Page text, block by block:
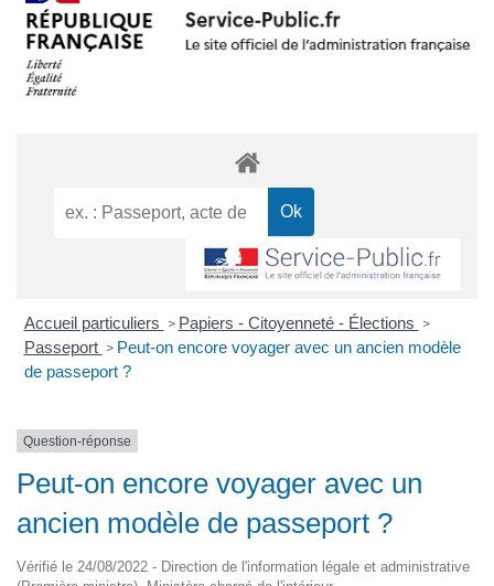
Accueil particuliers > Papiers - Citoyenneté - Élections >
Passeport > Peut-on encore voyager avec un ancien modèle
de passeport ?
Question-réponse
Peut-on encore voyager avec un
ancien modèle de passeport ?
Vérifié le 24/08/2022 - Direction de l'information légale et administrative